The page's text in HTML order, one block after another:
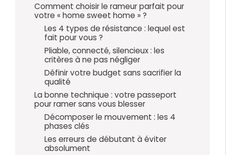
Comment choisir le rameur parfait pour
votre « home sweet home » ?
Les 4 types de résistance : lequel est
fait pour vous ?
Pliable, connecté, silencieux : les
critères à ne pas négliger
Définir votre budget sans sacrifier la
qualité
La bonne technique : votre passeport
pour ramer sans vous blesser
Décomposer le mouvement : les 4
phases clés
Les erreurs de débutant à éviter
absolument